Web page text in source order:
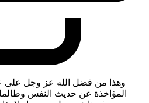
وهذا من فضل الله عز وجل على
المؤاخذة عن حديث النفس